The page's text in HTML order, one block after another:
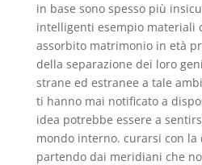
in base sono spesso più
intelligenti esempio materiali
assorbito matrimonio in età
della separazione dei loro
strane ed estranee a tale
ti hanno mai notificato a
idea potrebbe essere a
mondo interno. curarsi con la
partendo dai meridiani che